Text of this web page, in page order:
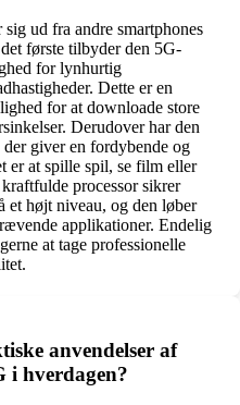
ud fra andre smartphones
første tilbyder den 5G-
for lynhurtig
Dette er en
for at downloade store
Derudover har den
giver en fordybende og
er at spille spil, se film eller
processor sikrer
et højt niveau, og den løber
applikationer. Endelig
at tage professionelle
anvendelser af
i hverdagen?